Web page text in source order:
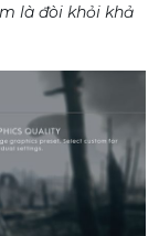
là đòi khỏi khả